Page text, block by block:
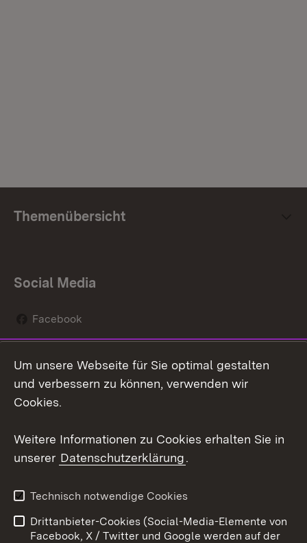
Themenübersicht
Social Media
Facebook
Social Wall
Youtube
Kontakt
Datenschutz
Barrierefreiheit
Impressum Cookies
Um unsere Webseite für Sie optimal gestalten
und verbessern zu können, verwenden wir
Cookies.
Weitere Informationen zu Cookies erhalten Sie in
unserer Datenschutzerklärung.
Technisch notwendige Cookies
Drittanbieter-Cookies (Social-Media-Elemente von
Facebook, X / Twitter und Google werden auf der